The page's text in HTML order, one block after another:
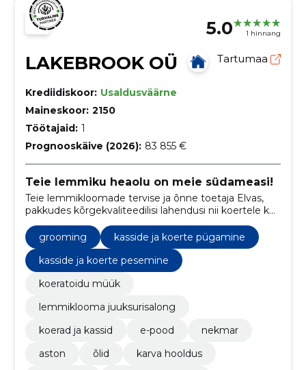
5.0 1 hinnang
LAKEBROOK OÜ Tartumaa
Krediidiskoor: Usaldusväärne
Maineskoor: 2150
Töötajaid: 1
Prognooskäive (2026): 83 855 €
Teie lemmiku heaolu on meie südameasi!
Teie lemmikloomade tervise ja õnne toetaja Elvas,
pakkudes kõrgekvaliteedilisi lahendusi nii koertele kui
ka kassidele.
grooming
kasside ja koerte pügamine
kasside ja koerte pesemine
koeratoidu müük
lemmiklooma juuksurisalong
koerad ja kassid
e-pood
nekmar
aston
õlid
karva hooldus